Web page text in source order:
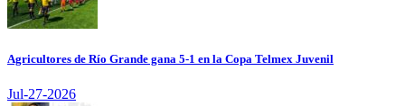
Agricultores de Río Grande gana 5-1 en la Copa Telmex Juvenil
Jul-27-2026